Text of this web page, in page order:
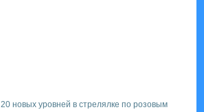
20 новых уровней в стрелялке по розовым